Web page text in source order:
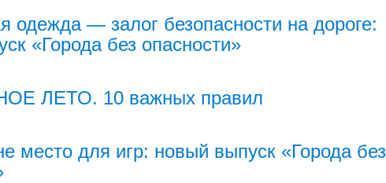
одежда — залог безопасности на дороге:
«Города без опасности»
ЛЕТО. 10 важных правил
место для игр: новый выпуск «Города без